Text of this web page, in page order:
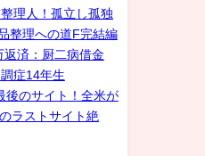
理人！孤立し孤独
整理への道F完結編
返済：厨二病借金
症14年生
後のサイト！全米が
ラストサイト絶